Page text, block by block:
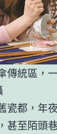
傳統區，
瓷都，年
甚至陌頭